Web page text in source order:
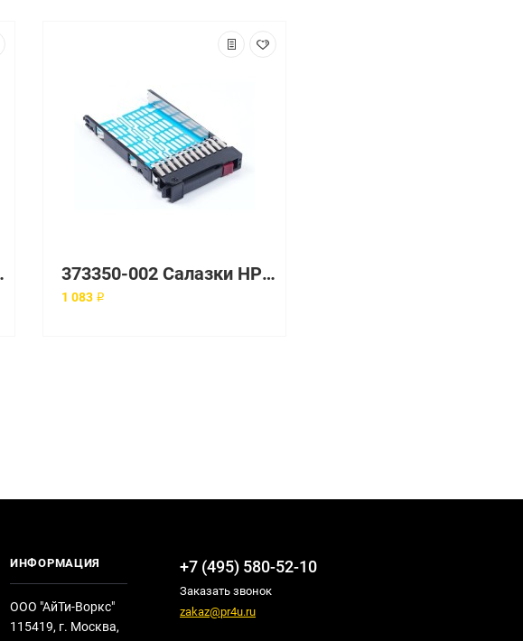
3.5" 373350-002 Салазки HP Enterprise
1 083 ₽
ИНФОРМАЦИЯ
ООО "АйТи-Воркс"
115419, г. Москва,
+7 (495) 580-52-10
Заказать звонок
zakaz@pr4u.ru